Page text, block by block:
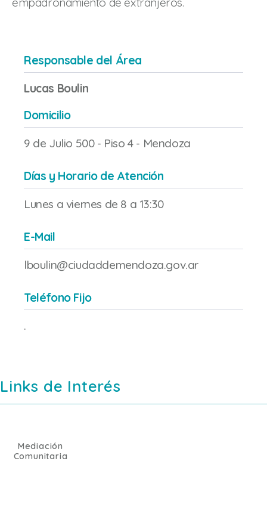
Responsable del Área
Lucas Boulin
Domicilio
9 de Julio 500 - Piso 4 - Mendoza
Días y Horario de Atención
Lunes a viernes de 8 a 13:30
E-Mail
lboulin@ciudaddemendoza.gov.ar
Teléfono Fijo
.
Links de Interés
Mediación
Comunitaria